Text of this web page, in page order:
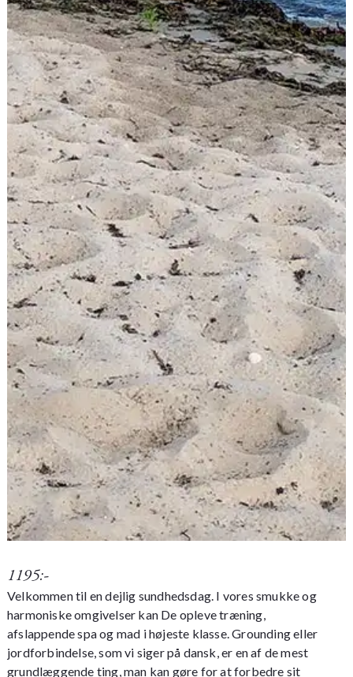
1195:-
Velkommen til en dejlig sundhedsdag. I vores smukke og
harmoniske omgivelser kan De opleve træning,
afslappende spa og mad i højeste klasse. Grounding eller
jordforbindelse, som vi siger på dansk, er en af de mest
grundlæggende ting, man kan gøre for at forbedre sit